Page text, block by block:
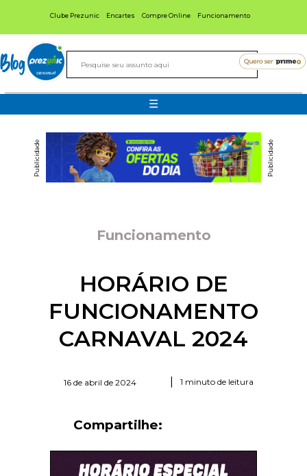
Clube Prezunic Encartes Compre Online Funcionamento
Blog
☰
Publicidade Publicidade
Funcionamento
HORÁRIO DE
FUNCIONAMENTO
CARNAVAL 2024
16 de abril de 2024 1 minuto de leitura
Compartilhe: